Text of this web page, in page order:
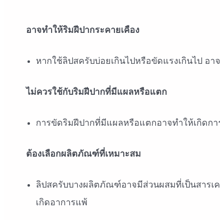
อาจทำให้ริมฝีปากระคายเคือง
หากใช้ลิปสครับบ่อยเกินไปหรือขัดแรงเกินไป อ
ไม่ควรใช้กับริมฝีปากที่มีแผลหรือแตก
การขัดริมฝีปากที่มีแผลหรือแตกอาจทำให้เกิดก
ต้องเลือกผลิตภัณฑ์ที่เหมาะสม
ลิปสครับบางผลิตภัณฑ์อาจมีส่วนผสมที่เป็นสาร
เกิดอาการแพ้